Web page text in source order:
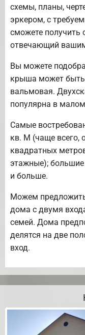
схемы, планы,
эркером, с
сможете получить
отвечающий
Вы можете
крыша может быть
вальмовая.
популярна в
Самые
кв. М (чаще всего,
квадратных
этажные);
и больше.
Можем
дома с двумя
семей. Дома
делятся на две
вход.